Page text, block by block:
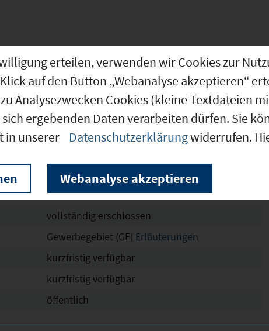
74.600 m²
62.600 m²
1,2 - 1,6
vollständig erschlossen
Gewerbegebiet (GE) Erläuterungen
kurzfristig verfügbar
kurzfristig verfügbar
öffentlich
erteilen, verwenden wir Cookies zur
auf den Button „Webanalyse akzeptieren“
Analysezwecken Cookies (kleine Textdateien
ergebenden Daten verarbeiten dürfen. Sie
in unserer
Datenschutzerklärungwiderrufen.
Webanalyse akzeptieren